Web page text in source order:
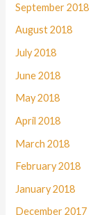
September 2018
August 2018
July 2018
June 2018
May 2018
April 2018
March 2018
February 2018
January 2018
December 2017